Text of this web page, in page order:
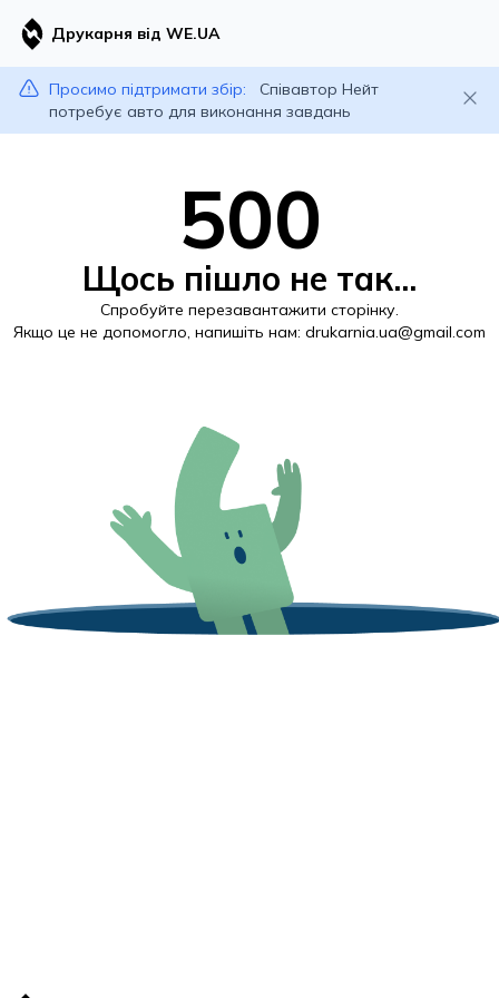
Друкарня від WE.UA
Просимо підтримати збір:
Співавтор Нейт
потребує авто для виконання завдань
500
Щось пішло не так...
Спробуйте перезавантажити сторінку.
Якщо це не допомогло, напишіть нам: drukarnia.ua@gmail.com